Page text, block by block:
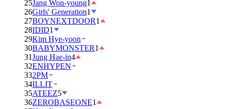
25Jang Won-young1
26Girls' Generation1
27BOYNEXTDOOR1
28IDID1
29Kim Hye-yoon
30BABYMONSTER1
31Jung Hae-in4
32ENHYPEN
332PM
34ILLIT
35ATEEZ5
36ZEROBASEONE1